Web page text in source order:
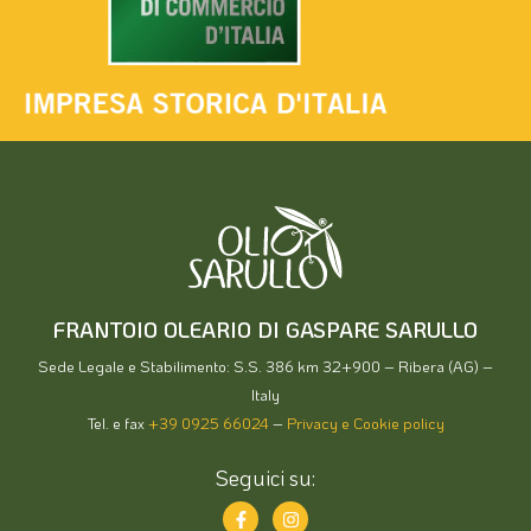
FRANTOIO OLEARIO DI GASPARE SARULLO
Sede Legale e Stabilimento: S.S. 386 km 32+900 – Ribera (AG) –
Italy
Tel. e fax+39 0925 66024 – Privacy e Cookie policy
Seguici su: